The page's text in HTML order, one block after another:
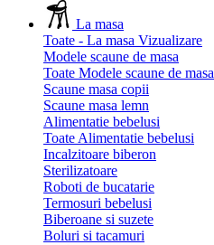
La masa
Toate - La masa Vizualizare
Modele scaune de masa
Toate Modele scaune de masa
Scaune masa copii
Scaune masa lemn
Alimentatie bebelusi
Toate Alimentatie bebelusi
Incalzitoare biberon
Sterilizatoare
Roboti de bucatarie
Termosuri bebelusi
Biberoane si suzete
Boluri si tacamuri